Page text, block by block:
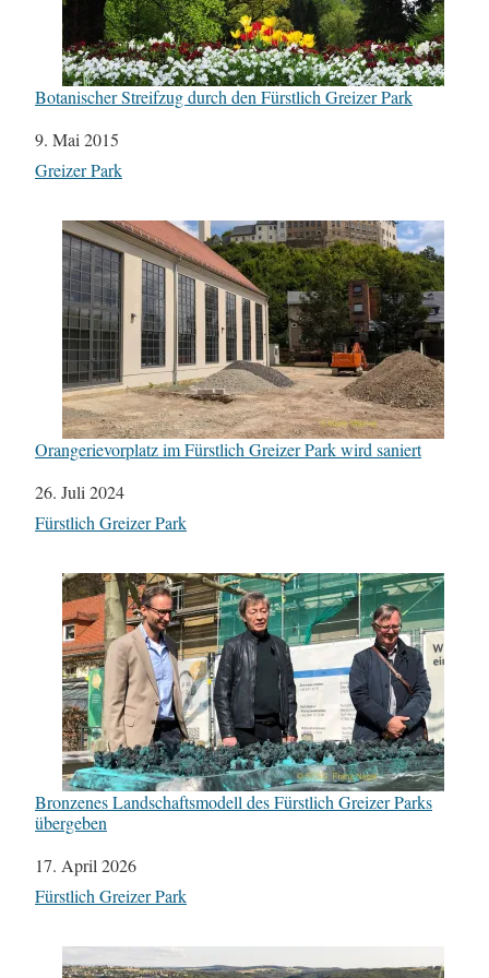
Botanischer Streifzug durch den Fürstlich Greizer Park
Datum
9. Mai 2015
In Bezug auf
Greizer Park
Orangerievorplatz im Fürstlich Greizer Park wird saniert
Datum
26. Juli 2024
In Bezug auf
Fürstlich Greizer Park
Bronzenes Landschaftsmodell des Fürstlich Greizer Parks
übergeben
Datum
17. April 2026
In Bezug auf
Fürstlich Greizer Park